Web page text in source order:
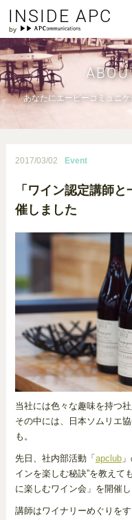
INSIDE APC
あなたにエーピーコミュニ
2017/03/02 Event
「ワイン認定講師
催しました
当社には色々な趣味を持つ社
その中には、日本ソムリエ
も。
先日、社内部活動「 apclub」
インを楽しむ秘訣”を教えて
に楽しむワイン会」を開催し
講師はワイナリーめぐりを